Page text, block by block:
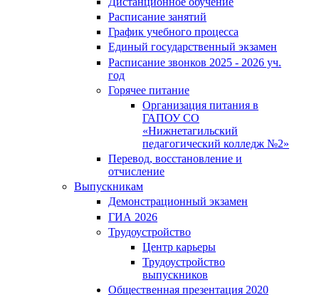
Расписание занятий
График учебного процесса
Единый государственный экзамен
Расписание звонков 2025 - 2026 уч.
год
Горячее питание
Организация питания в
ГАПОУ СО
«Нижнетагильский
педагогический колледж №2»
Перевод, восстановление и
отчисление
Выпускникам
Демонстрационный экзамен
ГИА 2026
Трудоустройство
Центр карьеры
Трудоустройство
выпускников
Общественная презентация 2020